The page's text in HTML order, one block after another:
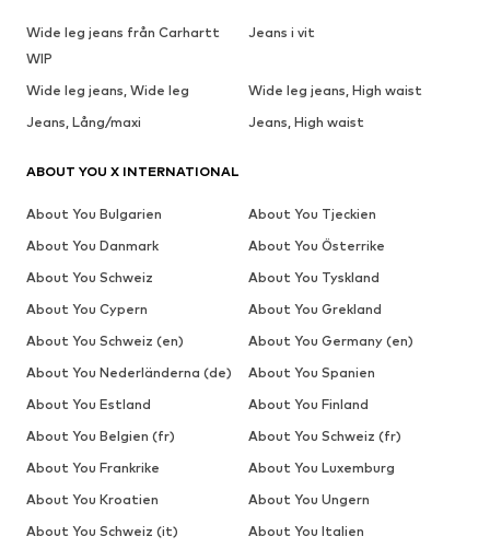
Wide leg jeans från Carhartt
WIP
Jeans i vit
Wide leg jeans, Wide leg
Wide leg jeans, High waist
Jeans, Lång/maxi
Jeans, High waist
ABOUT YOU X INTERNATIONAL
About You Bulgarien
About You Tjeckien
About You Danmark
About You Österrike
About You Schweiz
About You Tyskland
About You Cypern
About You Grekland
About You Schweiz (en)
About You Germany (en)
About You Nederländerna (de)
About You Spanien
About You Estland
About You Finland
About You Belgien (fr)
About You Schweiz (fr)
About You Frankrike
About You Luxemburg
About You Kroatien
About You Ungern
About You Schweiz (it)
About You Italien